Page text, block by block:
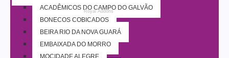
Royal Addons
ACADÊMICOS DO CAMPO DO GALVÃO
BONECOS COBIÇADOS
BEIRA RIO DA NOVA GUARÁ
EMBAIXADA DO MORRO
MOCIDADE ALEGRE